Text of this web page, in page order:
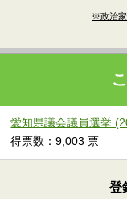
※政治家
愛知県議会議員選挙
得票数：9,003 票
登